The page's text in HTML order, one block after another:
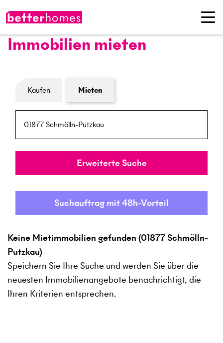
Immobilien mieten
Formular Immobiliensuche
Kaufen Mieten
Umkreis
Erweiterte Suche
Suchauftrag mit 48h-Vorteil
Keine Mietimmobilien gefunden (01877 Schmölln-
Putzkau)
Speichern Sie Ihre Suche und werden Sie über die
neuesten Immobilienangebote benachrichtigt, die
Ihren Kriterien entsprechen.